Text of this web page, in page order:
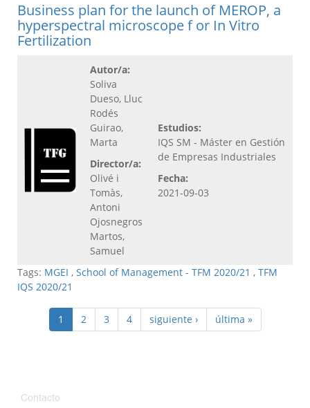
Business plan for the launch of MEROP, a
hyperspectral microscope f or In Vitro
Fertilization
Autor/a:
Soliva
Dueso, Lluc
Rodés
Guirao,
Marta
Director/a:
Olivé i
Tomàs,
Antoni
Ojosnegros
Martos,
Samuel
Estudios:
IQS SM - Máster en Gestión
de Empresas Industriales
Fecha:
2021-09-03
Tags: MGEI , School of Management - TFM 2020/21 , TFM
IQS 2020/21
1 2 3 4 siguiente › última »
Contacto